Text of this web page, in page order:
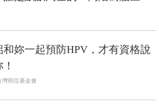
和妳一起預防HPV，才有資格說
灣癌症基金會